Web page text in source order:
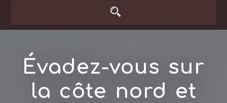
Évadez-vous sur
la côte nord et